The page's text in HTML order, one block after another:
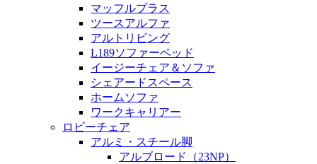
マッフルプラス
ツースアルファ
アルトリビング
L189ソファーベッド
イージーチェア＆ソファ
シェアードスペース
ホームソファ
ワークキャリアー
ロビーチェア
アルミ・スチール脚
アルブロード（23NP）